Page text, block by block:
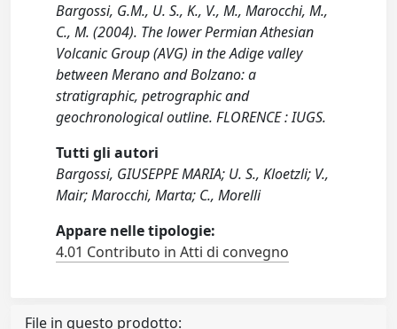
Bargossi, G.M., U. S., K., V., M., Marocchi, M.,
C., M. (2004). The lower Permian Athesian
Volcanic Group (AVG) in the Adige valley
between Merano and Bolzano: a
stratigraphic, petrographic and
geochronological outline. FLORENCE : IUGS.
Tutti gli autori
Bargossi, GIUSEPPE MARIA; U. S., Kloetzli; V.,
Mair; Marocchi, Marta; C., Morelli
Appare nelle tipologie:
4.01 Contributo in Atti di convegno
File in questo prodotto: